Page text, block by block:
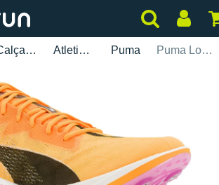
Calçados Atletismo Puma Puma Long Distance Nitro Elite 3